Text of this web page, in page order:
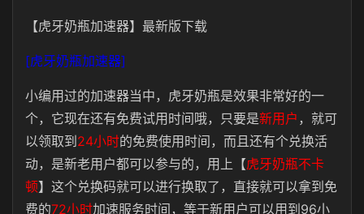
【虎牙奶瓶加速器】最新版下载
[虎牙奶瓶加速器]
小编用过的加速器当中，虎牙奶瓶是效果非常好的一
个，它现在还有免费试用时间哦，只要是新用户 ，就可
以领取到 24小时的免费使用时间，而且还有个兑换活
动，是新老用户都可以参与的，用上【虎牙奶瓶不卡
顿】这个兑换码就可以进行换取了，直接就可以拿到免
费的72小时加速服务时间，等于新用户可以用到96小